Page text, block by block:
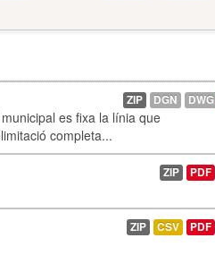
es fixa la línia que
completa...
ZIP DGN DWG
ZIP PDF
ZIP CSV PDF